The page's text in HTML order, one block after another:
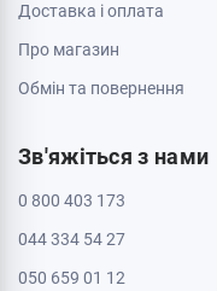
Доставка і оплата
Про магазин
Обмін та повернення
Зв'яжіться з нами
0 800 403 173
044 334 54 27
050 659 01 12